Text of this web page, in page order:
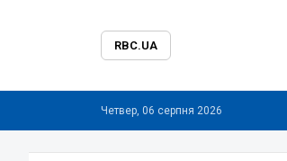
RBC.UA
Четвер, 06 серпня 2026